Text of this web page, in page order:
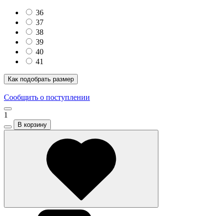
36
37
38
39
40
41
Как подобрать размер
Сообщить о поступлении
1
В корзину